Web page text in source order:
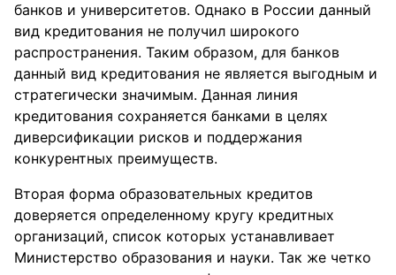
банков и университетов. Однако в России данный
вид кредитования не получил широкого
распространения. Таким образом, для банков
данный вид кредитования не является выгодным и
стратегически значимым. Данная линия
кредитования сохраняется банками в целях
диверсификации рисков и поддержания
конкурентных преимуществ.
Вторая форма образовательных кредитов
доверяется определенному кругу кредитных
организаций, список которых устанавливает
Министерство образования и науки. Так же четко